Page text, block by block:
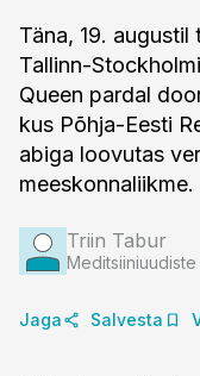
Täna, 19. augustil
Tallinn-
Queen pardal
kus Põhja-Eesti
abiga loovutas
meeskonnaliikme.
Triin Tabur
Jaga Salvesta